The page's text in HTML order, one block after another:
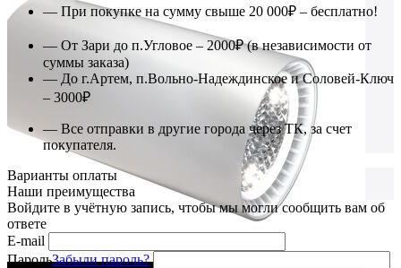
— При покупке на сумму свыше 20 000₽ – бесплатно!
— От Зари до п.Угловое – 2000₽ (в независимости от
суммы заказа)
— До г.Артем, п.Вольно-Надеждинское и Соловей-Ключ
– 3000₽
— Все отправки в другие города через ТК, за счет
покупателя.
Варианты оплаты
Наши преимущества
Войдите в учётную запись, чтобы мы могли сообщить вам об
ответе
E-mail
ПарольЗабыли пароль?